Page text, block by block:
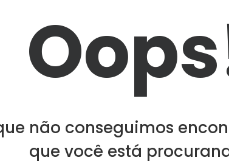
não conseguimos
que você está